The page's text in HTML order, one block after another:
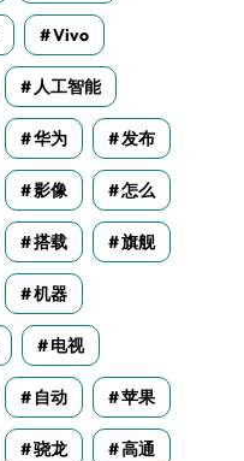
Vivo
人工智能
华为 发布
影像 怎么
搭载 旗舰
机器
电视
自动 苹果
骁龙 高通